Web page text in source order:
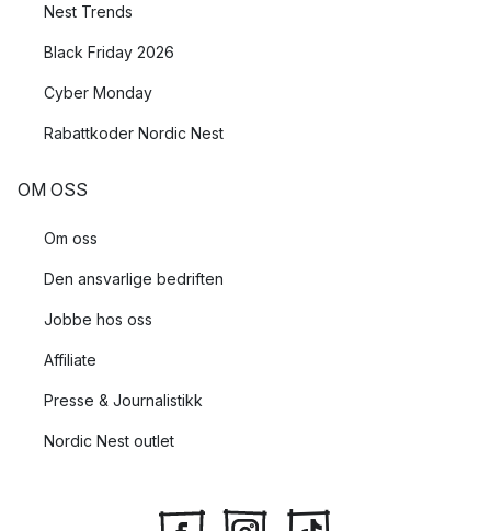
Nest Trends
Black Friday 2026
Cyber Monday
Rabattkoder Nordic Nest
OM OSS
Om oss
Den ansvarlige bedriften
Jobbe hos oss
Affiliate
Presse & Journalistikk
Nordic Nest outlet